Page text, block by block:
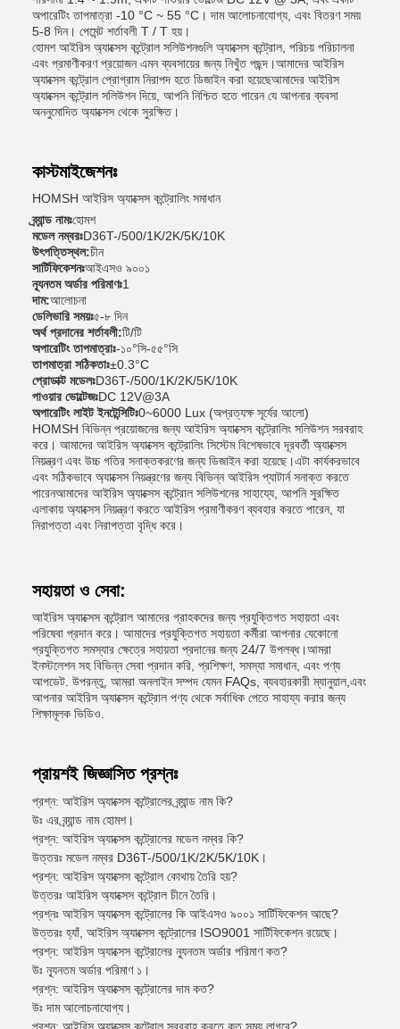
অপারেটিং তাপমাত্রা -10 °C ~ 55 °C। দাম আলোচনাযোগ্য, এবং বিতরণ সময়
5-8 দিন। পেমেন্ট শর্তাবলী T / T হয়।
হোমশ আইরিস অ্যাক্সেস কন্ট্রোল সলিউশনগুলি অ্যাক্সেস কন্ট্রোল, পরিচয় পরিচালনা
এবং প্রমাণীকরণ প্রয়োজন এমন ব্যবসায়ের জন্য নিখুঁত পছন্দ।আমাদের আইরিস
অ্যাক্সেস কন্ট্রোল প্রোগ্রাম নিরাপদ হতে ডিজাইন করা হয়েছেআমাদের আইরিস
অ্যাক্সেস কন্ট্রোল সলিউশন দিয়ে, আপনি নিশ্চিত হতে পারেন যে আপনার ব্যবসা
অননুমোদিত অ্যাক্সেস থেকে সুরক্ষিত।
কাস্টমাইজেশনঃ
HOMSH আইরিস অ্যাক্সেস কন্ট্রোলিং সমাধান
ব্র্যান্ড নামঃহোমশ
মডেল নম্বরঃD36T-/500/1K/2K/5K/10K
উৎপত্তিস্থল:চীন
সার্টিফিকেশনঃআইএসও ৯০০১
ন্যূনতম অর্ডার পরিমাণঃ1
দাম:আলোচনা
ডেলিভারি সময়ঃ৫-৮ দিন
অর্থ প্রদানের শর্তাবলী:টি/টি
অপারেটিং তাপমাত্রাঃ-১০°সি-৫৫°সি
তাপমাত্রা সঠিকতাঃ±0.3°C
প্রোডাক্ট মডেলঃD36T-/500/1K/2K/5K/10K
পাওয়ার ভোল্টেজঃDC 12V@3A
অপারেটিং লাইট ইনটেন্সিটিঃ0~6000 Lux (অপ্রত্যক্ষ সূর্যের আলো)
HOMSH বিভিন্ন প্রয়োজনের জন্য আইরিস অ্যাক্সেস কন্ট্রোলিং সলিউশন সরবরাহ
করে। আমাদের আইরিস অ্যাক্সেস কন্ট্রোলিং সিস্টেম বিশেষভাবে দূরবর্তী অ্যাক্সেস
নিয়ন্ত্রণ এবং উচ্চ গতির সনাক্তকরণের জন্য ডিজাইন করা হয়েছে।এটা কার্যকরভাবে
এবং সঠিকভাবে অ্যাক্সেস নিয়ন্ত্রণের জন্য বিভিন্ন আইরিস প্যাটার্ন সনাক্ত করতে
পারেনআমাদের আইরিস অ্যাক্সেস কন্ট্রোল সলিউশনের সাহায্যে, আপনি সুরক্ষিত
এলাকায় অ্যাক্সেস নিয়ন্ত্রণ করতে আইরিস প্রমাণীকরণ ব্যবহার করতে পারেন, যা
নিরাপত্তা এবং নিরাপত্তা বৃদ্ধি করে।
সহায়তা ও সেবা:
আইরিস অ্যাক্সেস কন্ট্রোল আমাদের গ্রাহকদের জন্য প্রযুক্তিগত সহায়তা এবং
পরিষেবা প্রদান করে। আমাদের প্রযুক্তিগত সহায়তা কর্মীরা আপনার যেকোনো
প্রযুক্তিগত সমস্যার ক্ষেত্রে সহায়তা প্রদানের জন্য 24/7 উপলব্ধ।আমরা
ইনস্টলেশন সহ বিভিন্ন সেবা প্রদান করি, প্রশিক্ষণ, সমস্যা সমাধান, এবং পণ্য
আপডেট. উপরন্তু, আমরা অনলাইন সম্পদ যেমন FAQs, ব্যবহারকারী ম্যানুয়াল,এবং
আপনার আইরিস অ্যাক্সেস কন্ট্রোল পণ্য থেকে সর্বাধিক পেতে সাহায্য করার জন্য
শিক্ষামূলক ভিডিও.
প্রায়শই জিজ্ঞাসিত প্রশ্নঃ
প্রশ্ন: আইরিস অ্যাক্সেস কন্ট্রোলের ব্র্যান্ড নাম কি?
উঃ এর ব্র্যান্ড নাম হোমশ।
প্রশ্ন: আইরিস অ্যাক্সেস কন্ট্রোলের মডেল নম্বর কি?
উত্তরঃ মডেল নম্বর D36T-/500/1K/2K/5K/10K।
প্রশ্ন: আইরিস অ্যাক্সেস কন্ট্রোল কোথায় তৈরি হয়?
উত্তরঃ আইরিস অ্যাক্সেস কন্ট্রোল চীনে তৈরি।
প্রশ্নঃ আইরিস অ্যাক্সেস কন্ট্রোলের কি আইএসও ৯০০১ সার্টিফিকেশন আছে?
উত্তরঃ হ্যাঁ, আইরিস অ্যাক্সেস কন্ট্রোলের ISO9001 সার্টিফিকেশন রয়েছে।
প্রশ্ন: আইরিস অ্যাক্সেস কন্ট্রোলের ন্যূনতম অর্ডার পরিমাণ কত?
উঃ ন্যূনতম অর্ডার পরিমাণ ১।
প্রশ্ন: আইরিস অ্যাক্সেস কন্ট্রোলের দাম কত?
উঃ দাম আলোচনাযোগ্য।